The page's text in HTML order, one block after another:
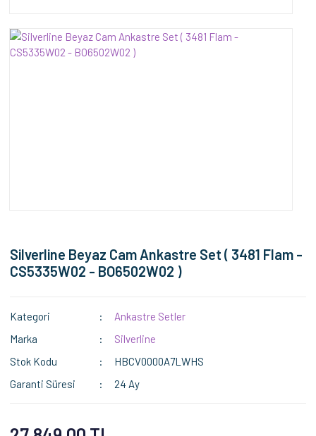
Silverline Beyaz Cam Ankastre Set ( 3481 Flam -
CS5335W02 - BO6502W02 )
Kategori
Ankastre Setler
Marka
Silverline
Stok Kodu
HBCV0000A7LWHS
Garanti Süresi
24 Ay